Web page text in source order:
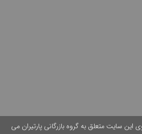
سایت متعلق به گروه بازرگانی پارتیران می